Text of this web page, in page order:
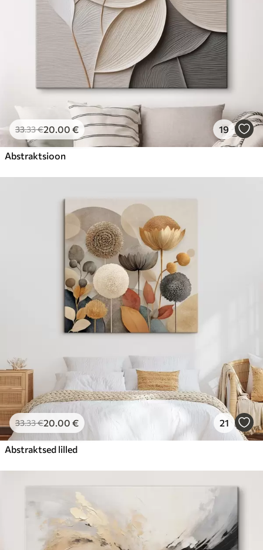
33.33€20.00 € 19
Abstraktsioon
33.33€20.00 € 21
Abstraktsed lilled